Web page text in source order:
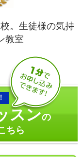
。生徒様の気持
教室
スンの
ちら